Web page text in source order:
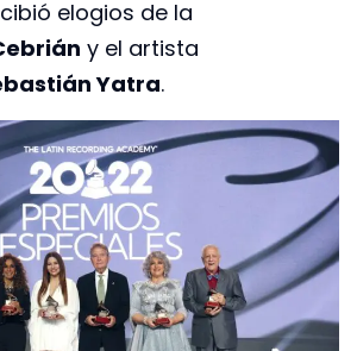
elogios de la
y el artista
Yatra.